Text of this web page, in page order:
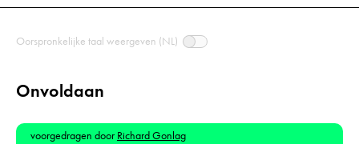
Oorspronkelijke taal weergeven (NL)
Onvoldaan
voorgedragen door Richard Gonlag